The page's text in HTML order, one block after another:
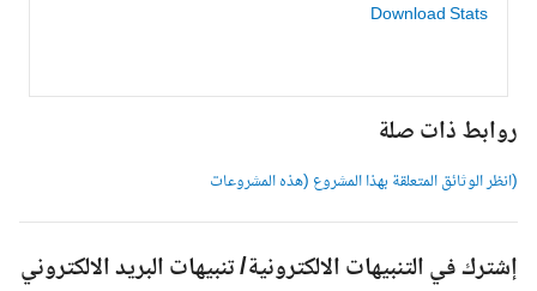
Download Stats
روابط ذات صلة
(انظر الوثائق المتعلقة بهذا المشروع (هذه المشروعات
إشترك في التنبيهات الالكترونية/ تنبيهات البريد الالكتروني